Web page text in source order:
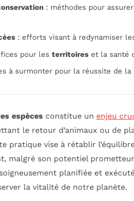
: méthodes pour
: efforts visant à redynamiser
pour les territoires et la santé
à surmonter pour la réussite de
espèces constitue un enjeu
le retour d’animaux ou de
pratique vise à rétablir
malgré son potentiel
planifiée et
la vitalité de notre planète.